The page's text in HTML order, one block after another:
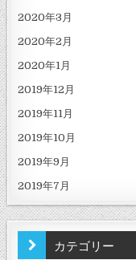
2020年3月
2020年2月
2020年1月
2019年12月
2019年11月
2019年10月
2019年9月
2019年7月
カテゴリー